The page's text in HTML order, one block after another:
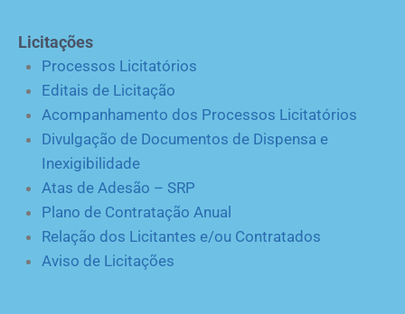
Licitações
Processos Licitatórios
Editais de Licitação
Acompanhamento dos Processos Licitatórios
Divulgação de Documentos de Dispensa e
Inexigibilidade
Atas de Adesão – SRP
Plano de Contratação Anual
Relação dos Licitantes e/ou Contratados
Aviso de Licitações